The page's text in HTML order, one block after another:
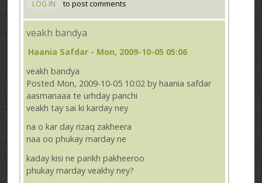
LOG IN to post comments
veakh bandya
Haania Safdar - Mon, 2009-10-05 05:06
veakh bandya
Posted Mon, 2009-10-05 10:02 by haania safdar
aasmanaaa te urhday panchi
veakh tay sai ki karday ney
na o kar day rizaq zakheera
naa oo phukay marday ne
kaday kisi ne pankh pakheeroo
phukay marday veakhy ney?